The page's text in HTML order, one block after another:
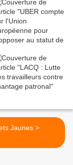
Gilets Jaunes >